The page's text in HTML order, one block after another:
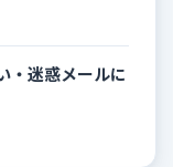
・迷惑メールに